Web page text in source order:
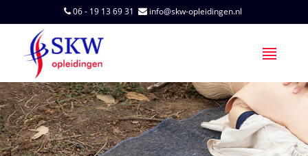
06 - 19 13 69 31 info@skw-opleidingen.nl